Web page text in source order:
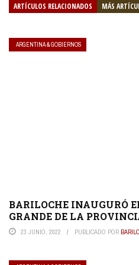
ARTÍCULOS RELACIONADOS MÁS
ARGENTINA & GOBIERNOS
BARILOCHE INAUGURÓ
GRANDE DE LA
23 JUNIO, 2022 PUBLICADO POR